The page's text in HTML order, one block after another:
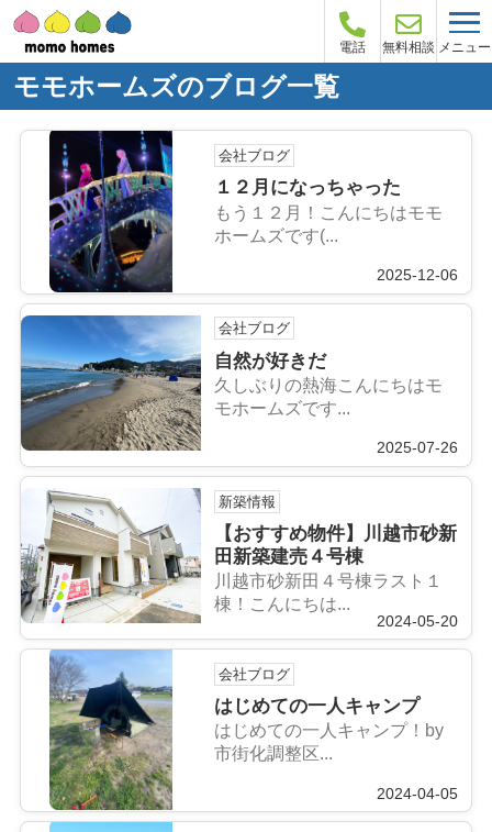
電話 無料相談 メニュー
モモホームズのブログ一覧
会社ブログ
１２月になっちゃった
もう１２月！こんにちはモモ
ホームズです(...
2025-12-06
会社ブログ
自然が好きだ
久しぶりの熱海こんにちはモ
モホームズです...
2025-07-26
新築情報
【おすすめ物件】川越市砂新
田新築建売４号棟
川越市砂新田４号棟ラスト１
棟！こんにちは...
2024-05-20
会社ブログ
はじめての一人キャンプ
はじめての一人キャンプ！by
市街化調整区...
2024-04-05